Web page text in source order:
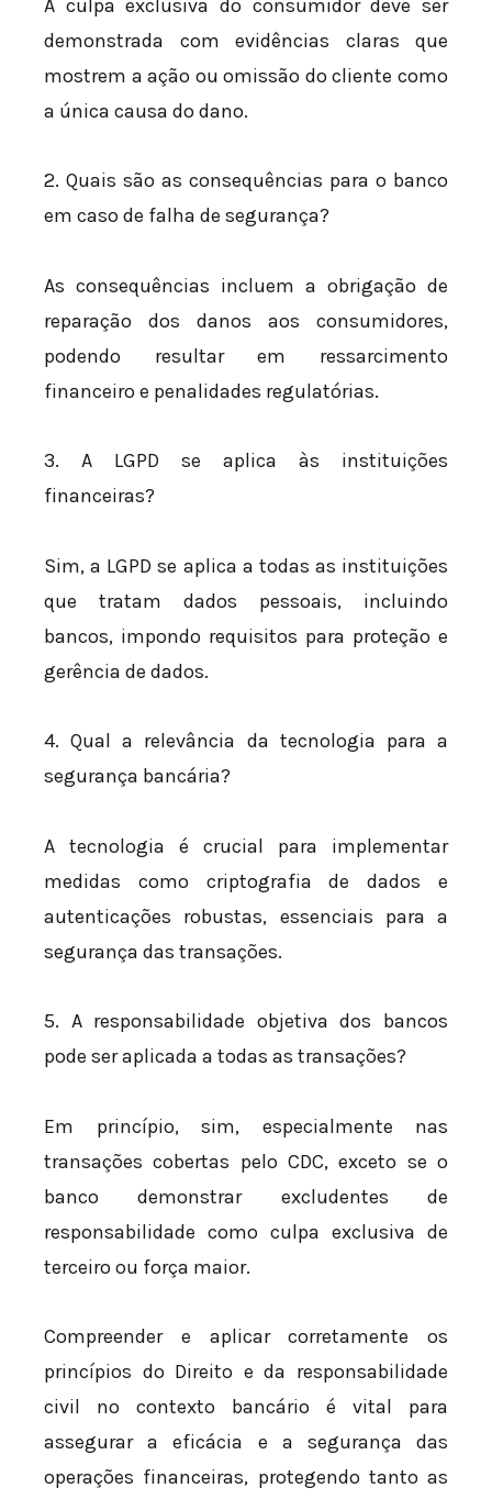
A culpa exclusiva do consumidor deve ser
demonstrada com evidências claras que
mostrem a ação ou omissão do cliente como
a única causa do dano.
2. Quais são as consequências para o banco
em caso de falha de segurança?
As consequências incluem a obrigação de
reparação dos danos aos consumidores,
podendo resultar em ressarcimento
financeiro e penalidades regulatórias.
3. A LGPD se aplica às instituições
financeiras?
Sim, a LGPD se aplica a todas as instituições
que tratam dados pessoais, incluindo
bancos, impondo requisitos para proteção e
gerência de dados.
4. Qual a relevância da tecnologia para a
segurança bancária?
A tecnologia é crucial para implementar
medidas como criptografia de dados e
autenticações robustas, essenciais para a
segurança das transações.
5. A responsabilidade objetiva dos bancos
pode ser aplicada a todas as transações?
Em princípio, sim, especialmente nas
transações cobertas pelo CDC, exceto se o
banco demonstrar excludentes de
responsabilidade como culpa exclusiva de
terceiro ou força maior.
Compreender e aplicar corretamente os
princípios do Direito e da responsabilidade
civil no contexto bancário é vital para
assegurar a eficácia e a segurança das
operações financeiras, protegendo tanto as